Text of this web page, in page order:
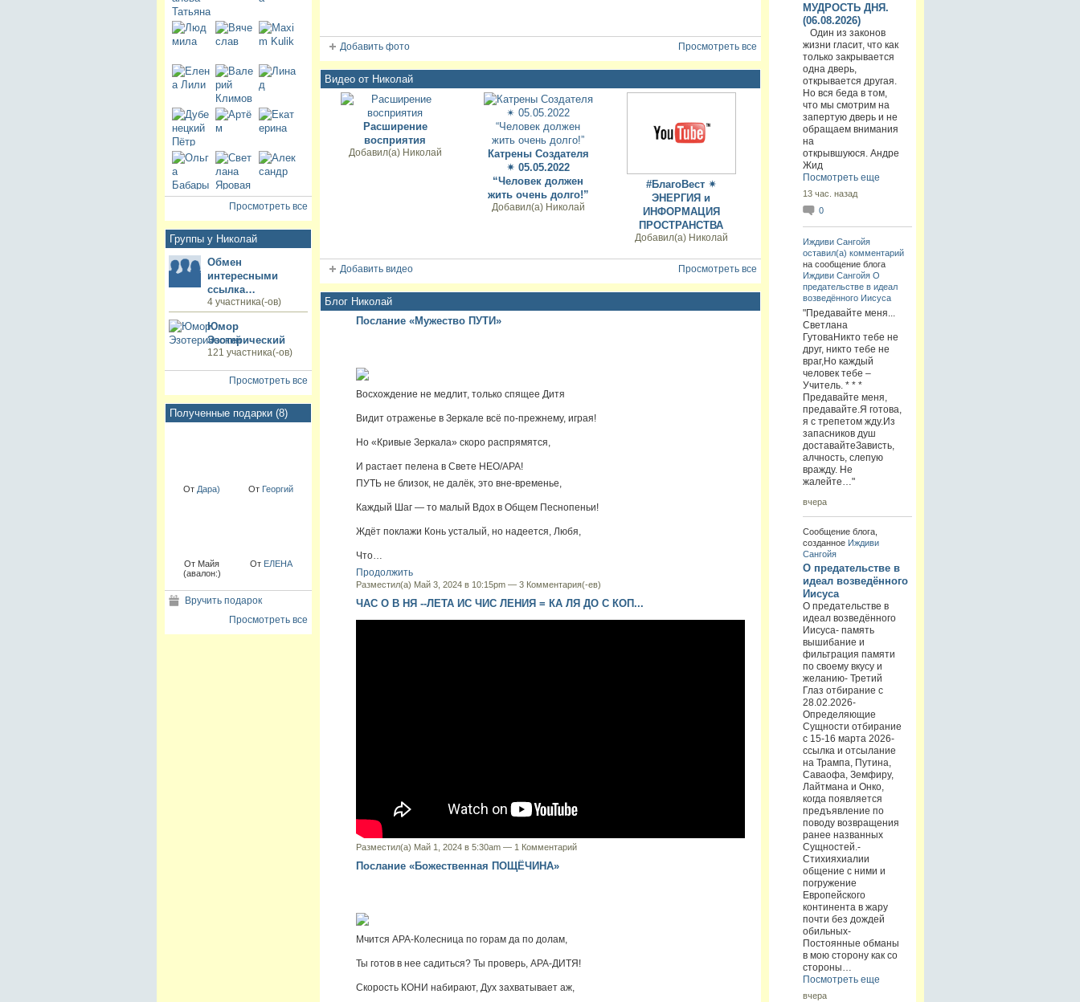
Просмотреть все
Группы у Николай
Обмен
интересными
ссылка…
4 участника(-ов)
Юмор
Эзотерический
121 участника(-ов)
Просмотреть все
Полученные подарки (8)
От Дара) От Георгий
От Майя
(авалон:)
От ЕЛЕНА
Вручить подарок
Просмотреть все
Добавить фото Просмотреть все
Видео от Николай
Расширение
восприятия
Добавил(а) Николай
Катрены Создателя
✴ 05.05.2022
“Человек должен
жить очень долго!”
Добавил(а) Николай
#БлагоВест ✴
ЭНЕРГИЯ и
ИНФОРМАЦИЯ
ПРОСТРАНСТВА
Добавил(а) Николай
Добавить видео Просмотреть все
Блог Николай
Послание «Мужество ПУТИ»
Восхождение не медлит, только спящее Дитя
Видит отраженье в Зеркале всё по-прежнему, играя!
Но «Кривые Зеркала» скоро распрямятся,
И растает пелена в Свете НЕО/АРА!
ПУТЬ не близок, не далёк, это вне-временье,
Каждый Шаг — то малый Вдох в Общем Песнопеньи!
Ждёт поклажи Конь усталый, но надеется, Любя,
Что…
Продолжить
Разместил(а) Май 3, 2024 в 10:15pm — 3 Комментария(-ев)
ЧАС О В НЯ --ЛЕТА ИС ЧИС ЛЕНИЯ = КА ЛЯ ДО С КОП...
Разместил(а) Май 1, 2024 в 5:30am — 1 Комментарий
Послание «Божественная ПОЩЁЧИНА»
Мчится АРА-Колесница по горам да по долам,
Ты готов в нее садиться? Ты проверь, АРА-ДИТЯ!
Скорость КОНИ набирают, Дух захватывает аж,
МУДРОСТЬ ДНЯ.
(06.08.2026)
Один из законов
жизни гласит, что как
только закрывается
одна дверь,
открывается другая.
Но вся беда в том,
что мы смотрим на
запертую дверь и не
обращаем внимания
на
открывшуюся. Андре
Жид
Посмотреть еще
13 час. назад
0
Иждиви Сангойя
оставил(а) комментарий
на сообщение блога
Иждиви Сангойя О
предательстве в идеал
возведённого Иисуса
"Предавайте меня...
Светлана
ГутоваНикто тебе не
друг, никто тебе не
враг,Но каждый
человек тебе –
Учитель. * * *
Предавайте меня,
предавайте.Я готова,
я с трепетом жду.Из
запасников душ
доставайтеЗависть,
алчность, слепую
вражду. Не
жалейте…"
вчера
Сообщение блога,
созданное Иждиви
Сангойя
О предательстве в
идеал возведённого
Иисуса
О предательстве в
идеал возведённого
Иисуса- память
вышибание и
фильтрация памяти
по своему вкусу и
желанию- Третий
Глаз отбирание с
28.02.2026-
Определяющие
Сущности отбирание
с 15-16 марта 2026-
ссылка и отсылание
на Трампа, Путина,
Саваофа, Земфиру,
Лайтмана и Онко,
когда появляется
предъявление по
поводу возвращения
ранее названных
Сущностей.-
Стихияхиалии
общение с ними и
погружение
Европейского
континента в жару
почти без дождей
обильных-
Постоянные обманы
в мою сторону как со
стороны…
Посмотреть еще
вчера